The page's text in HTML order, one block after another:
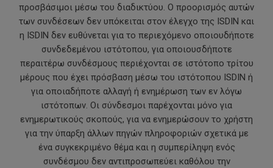
προσβάσιμοι μέσω του διαδικτύου. Ο προορισμός αυτών
των συνδέσεων δεν υπόκειται στον έλεγχο της ISDIN και
η ISDIN δεν ευθύνεται για το περιεχόμενο οποιουδήποτε
συνδεδεμένου ιστότοπου, για οποιουσδήποτε
περαιτέρω συνδέσμους περιέχονται σε ιστότοπο τρίτου
μέρους που έχει πρόσβαση μέσω του ιστότοπου ISDIN ή
για οποιαδήποτε αλλαγή ή ενημέρωση των εν λόγω
ιστότοπων. Οι σύνδεσμοι παρέχονται μόνο για
ενημερωτικούς σκοπούς, για να ενημερώσουν το χρήστη
για την ύπαρξη άλλων πηγών πληροφοριών σχετικά με
ένα συγκεκριμένο θέμα και η συμπερίληψη ενός
συνδέσμου δεν αντιπροσωπεύει καθόλου την